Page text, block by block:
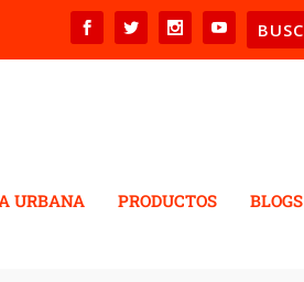
URBANA PRODUCTOS BLOGS